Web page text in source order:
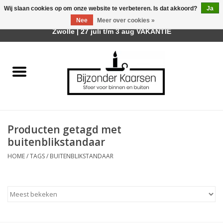
Räder Design Stories
Geurkaarsen
Tafelhaarden
Producten getagd met
buitenblikstandaar
HOME/TAGS/ BUITENBLIKSTANDAAR
Wij slaan cookies op om onze website te verbeteren. Is dat akkoord?
Ja
Nee
Meer over cookies »
Afhalen is mogelijk bij mijn winkel Trotz | Belvederelaan 107
Zwolle | 27 juli t/m 3 aug VAKANTIE